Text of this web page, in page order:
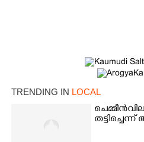
TRENDING IN LOCAL
Share